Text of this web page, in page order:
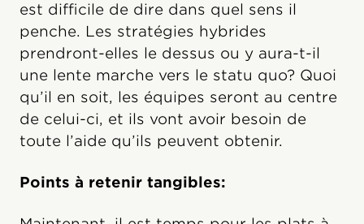
est difficile de dire dans quel sens il
penche. Les stratégies hybrides
prendront-elles le dessus ou y aura-t-il
une lente marche vers le statu quo? Quoi
qu’il en soit, les équipes seront au centre
de celui-ci, et ils vont avoir besoin de
toute l’aide qu’ils peuvent obtenir.
Points à retenir tangibles: